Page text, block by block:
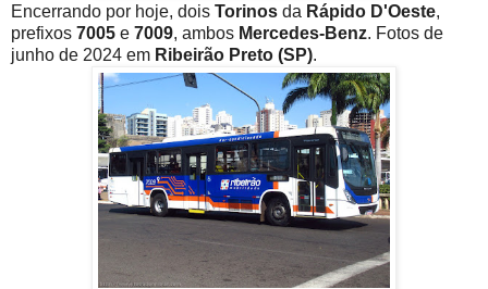
Encerrando por hoje, dois Torinos da Rápido D'Oeste,
prefixos 7005 e 7009, ambos Mercedes-Benz. Fotos de
junho de 2024 em Ribeirão Preto (SP).